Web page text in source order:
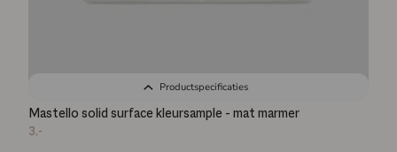
Productspecificaties
Mastello solid surface kleursample - mat marmer
3,-